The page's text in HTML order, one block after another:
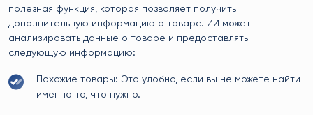
полезная функция, которая позволяет получить
дополнительную информацию о товаре. ИИ может
анализировать данные о товаре и предоставлять
следующую информацию:
Похожие товары: Это удобно, если вы не можете найти
именно то, что нужно.